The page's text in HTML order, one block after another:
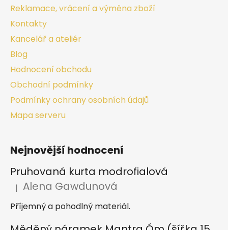
Reklamace, vrácení a výměna zboží
Kontakty
Kancelář a ateliér
Blog
Hodnocení obchodu
Obchodní podmínky
Podmínky ochrany osobních údajů
Mapa serveru
Nejnovější hodnocení
Pruhovaná kurta modrofialová
Hodnocení produktu je 5 z 5 hvězdiček.
| Alena Gawdunová
Příjemný a pohodlný materiál.